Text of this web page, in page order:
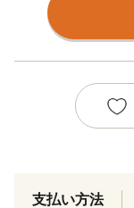
支払い方法